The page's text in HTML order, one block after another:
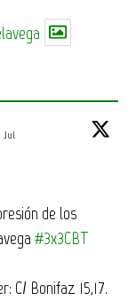
Jul
de los
#3x3CBT
C/ Bonifaz 15,17.